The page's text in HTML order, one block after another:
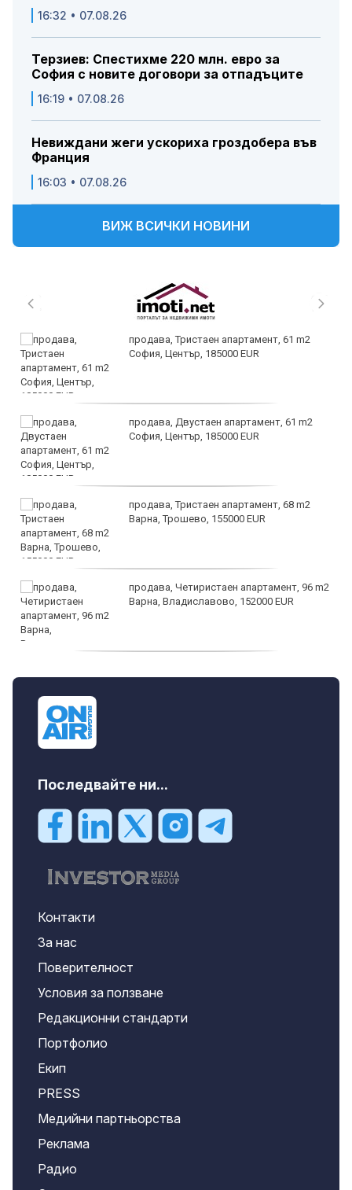
16:32 • 07.08.26
Терзиев: Спестихме 220 млн. евро за
София с новите договори за отпадъците
16:19 • 07.08.26
Невиждани жеги ускориха гроздобера във
Франция
16:03 • 07.08.26
ВИЖ ВСИЧКИ НОВИНИ
продава, Тристаен апартамент, 61 m2
София, Център, 185000 EUR
продава, Двустаен апартамент, 61 m2
София, Център, 185000 EUR
продава, Тристаен апартамент, 68 m2
Варна, Трошево, 155000 EUR
продава, Четиристаен апартамент, 96 m2
Варна, Владиславово, 152000 EUR
Последвайте ни...
Контакти
За нас
Поверителност
Условия за ползване
Редакционни стандарти
Портфолио
Екип
PRESS
Медийни партньорства
Реклама
Радио